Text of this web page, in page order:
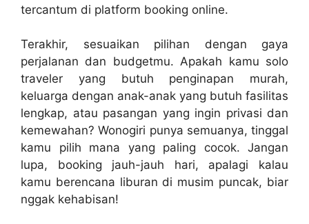
tercantum di platform booking online.
Terakhir, sesuaikan pilihan dengan gaya
perjalanan dan budgetmu. Apakah kamu solo
traveler yang butuh penginapan murah,
keluarga dengan anak-anak yang butuh fasilitas
lengkap, atau pasangan yang ingin privasi dan
kemewahan? Wonogiri punya semuanya, tinggal
kamu pilih mana yang paling cocok. Jangan
lupa, booking jauh-jauh hari, apalagi kalau
kamu berencana liburan di musim puncak, biar
nggak kehabisan!